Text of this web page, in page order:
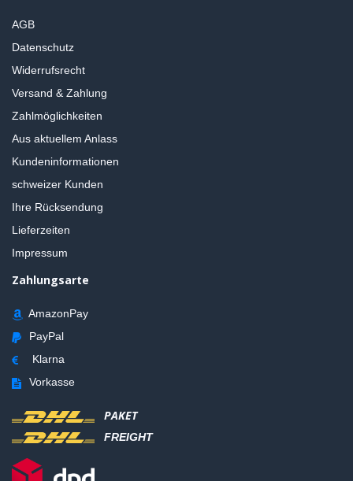
AGB
Datenschutz
Widerrufsrecht
Versand & Zahlung
Zahlmöglichkeiten
Aus aktuellem Anlass
Kundeninformationen
schweizer Kunden
Ihre Rücksendung
Lieferzeiten
Impressum
Zahlungsarte
AmazonPay
PayPal
Klarna
Vorkasse
PAKET
FREIGHT